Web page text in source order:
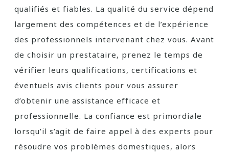
qualifiés et fiables. La qualité du service dépend
largement des compétences et de l’expérience
des professionnels intervenant chez vous. Avant
de choisir un prestataire, prenez le temps de
vérifier leurs qualifications, certifications et
éventuels avis clients pour vous assurer
d’obtenir une assistance efficace et
professionnelle. La confiance est primordiale
lorsqu’il s’agit de faire appel à des experts pour
résoudre vos problèmes domestiques, alors